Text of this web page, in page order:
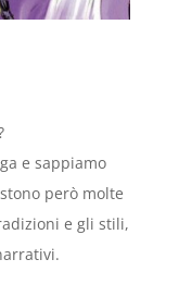
e sappiamo
però molte
e gli stili,